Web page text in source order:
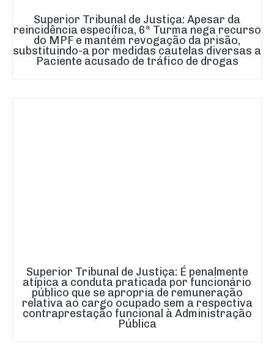
Superior Tribunal de Justiça: Apesar da
reincidência específica, 6ª Turma nega recurso
do MPF e mantém revogação da prisão,
substituindo-a por medidas cautelas diversas a
Paciente acusado de tráfico de drogas
Superior Tribunal de Justiça: É penalmente
atípica a conduta praticada por funcionário
público que se apropria de remuneração
relativa ao cargo ocupado sem a respectiva
contraprestação funcional à Administração
Pública